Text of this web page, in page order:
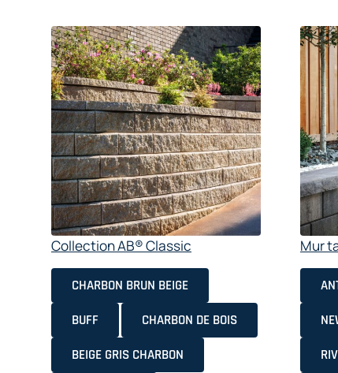
Collection AB® Classic
CHARBON BRUN BEIGE
BUFF
CHARBON DE BOIS
BEIGE GRIS CHARBON
Mur